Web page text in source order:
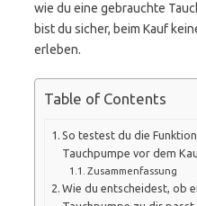
wie du eine gebrauchte
bist du sicher, beim Kauf
erleben.
Table of Contents
So testest du die
Tauchpumpe vor dem
Zusammenfassung
Wie du entscheidest, ob